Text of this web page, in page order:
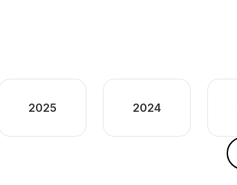
2025 2024